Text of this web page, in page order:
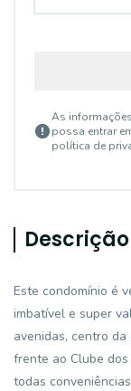
As
possa entrar
política de
Descrição
Este condomínio é
imbatível e super
avenidas, centro da
frente ao Clube dos
todas